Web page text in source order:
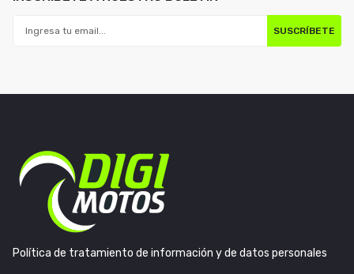
SUSCRÍBETE
Política de tratamiento de información y de datos personales